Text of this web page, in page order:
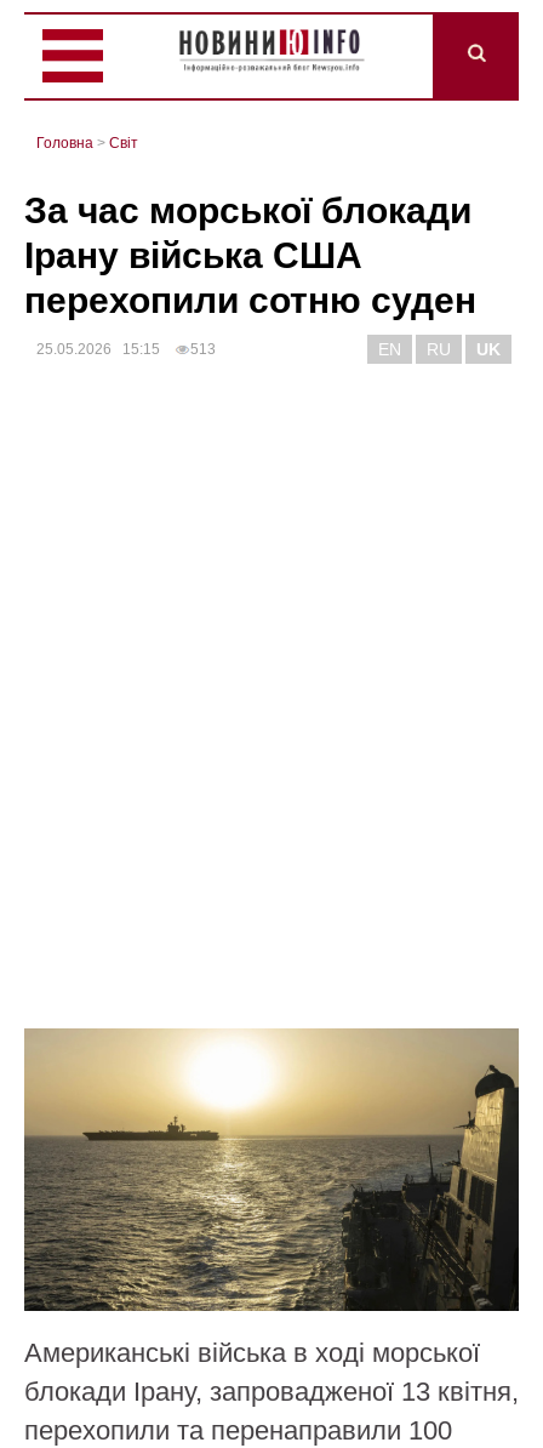
Головна > Світ
За час морської блокади
Ірану війська США
перехопили сотню суден
25.05.2026 15:15 513 EN RU UK
Американські війська в ході морської
блокади Ірану, запровадженої 13 квітня,
перехопили та перенаправили 100